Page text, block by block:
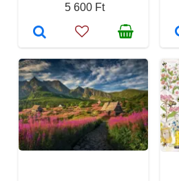
5 600 Ft